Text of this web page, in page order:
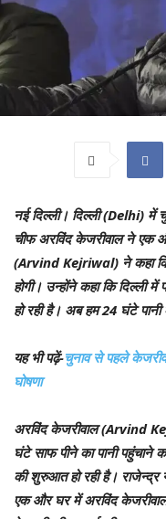
नई दिल्ली। दिल्ली (Delhi) में
चीफ अरविंद केजरीवाल ने एक
(Arvind Kejriwal) ने कहा कि
होगी। उन्होंने कहा कि
हो रही है। अब हम 24 घंटे
यह भी पढ़ें-चुनाव से पहले
घोषणा
अरविंद केजरीवाल (Arvind
घंटे साफ पीने का पानी
की शुरुआत हो रही है।
एक और घर में अरविंद